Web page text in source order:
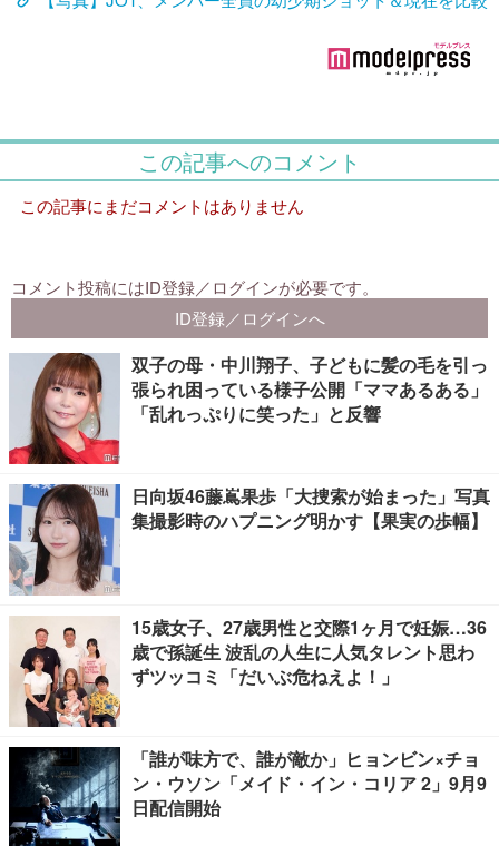
双子の母・中川翔子、子どもに髪の毛を引っ
張られ困っている様子公開「ママあるある」
「乱れっぷりに笑った」と反響
日向坂46藤嶌果歩「大捜索が始まった」写真
集撮影時のハプニング明かす【果実の歩幅】
15歳女子、27歳男性と交際1ヶ月で妊娠…36
歳で孫誕生 波乱の人生に人気タレント思わ
ずツッコミ「だいぶ危ねえよ！」
「誰が味方で、誰が敵か」ヒョンビン×チョ
ン・ウソン「メイド・イン・コリア 2」9月9
日配信開始